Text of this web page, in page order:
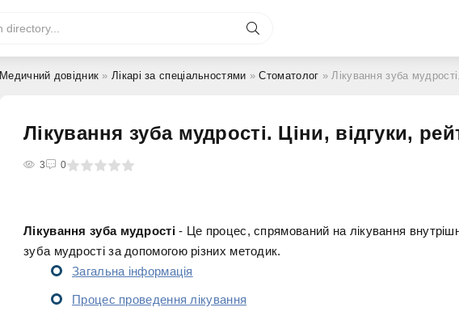
Медичний довідник »Лікарі за спеціальностями »Стоматолог » Лікування зуба мудрості.
Лікування зуба мудрості. Ціни, відгуки,
3 0
4 5
Лікування зуба мудрості- Це процес, спрямований на лікування
зуба мудрості за допомогою різних методик.
Загальна інформація
Процес проведення лікування